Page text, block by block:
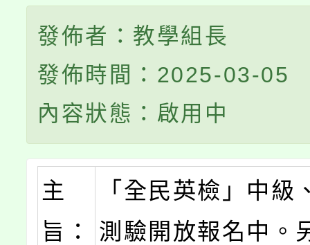
發佈者：教學組長
發佈時間：2025-03-05
內容狀態：啟用中
主
旨：
「全民英檢」中級
測驗開放報名中。